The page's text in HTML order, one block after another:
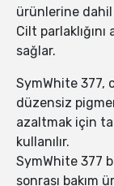
ürünlerine
Cilt
sağlar.
SymWhite 377,
düzensiz
azaltmak için
kullanılır.
SymWhite 377
sonrası bakım